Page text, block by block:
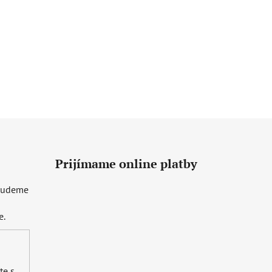
Prijímame online platby